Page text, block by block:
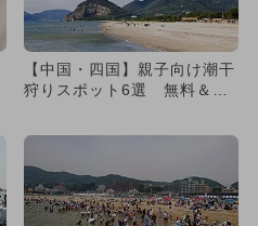
【中国・四国】親子向け潮干
狩りスポット6選 無料＆遊